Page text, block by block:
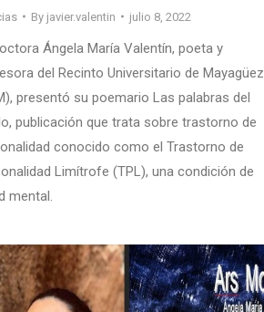
By javier.valentin julio 8, 2022
Ángela María Valentín, poeta y
del Recinto Universitario de Mayagüez
presentó su poemario Las palabras del
publicación que trata sobre trastorno de
conocido como el Trastorno de
Limítrofe (TPL), una condición de
mental.